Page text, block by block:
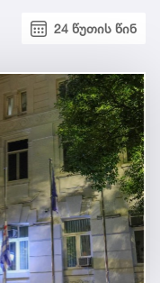
24 წუთის წინ